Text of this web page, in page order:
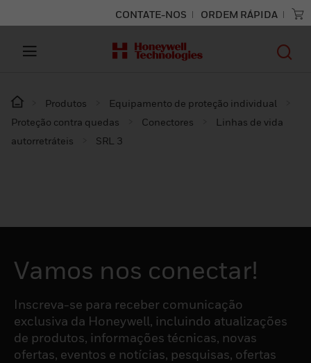
CONTATE-NOS ORDEM RÁPIDA
Produtos
Equipamento de proteção individual
Proteção contra quedas
Conectores
Linhas de vida
autorretráteis
SRL 3
Vamos nos conectar!
Inscreva-se para receber comunicação
exclusiva da Honeywell, incluindo atualizações
de produtos, informações técnicas, novas
ofertas, eventos e notícias, pesquisas, ofertas